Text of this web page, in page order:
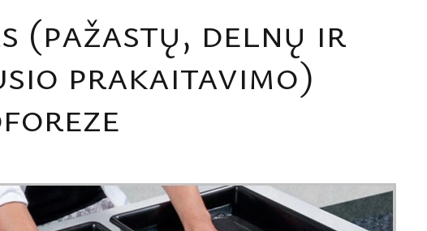
(pažastų, delnų ir
prakaitavimo)